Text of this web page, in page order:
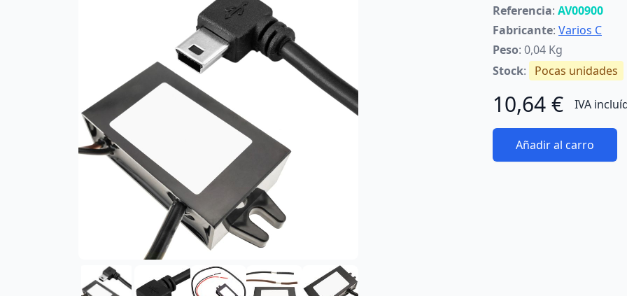
Referencia: AV00900
Fabricante: Varios C
Peso: 0,04 Kg
Stock: Pocas unidades
10,64 € IVA
Añadir al carro